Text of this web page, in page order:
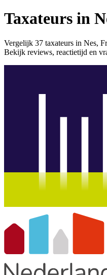
Taxateurs in
Vergelijk 37 taxateurs in Nes,
Bekijk reviews, reactietijd en